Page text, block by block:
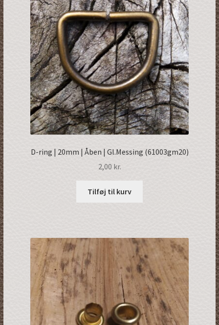
D-ring | 20mm | Åben | Gl.Messing (61003gm20)
2,00 kr.
Tilføj til kurv